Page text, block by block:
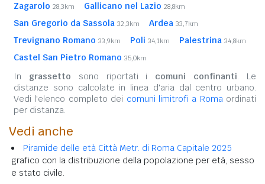
Zagarolo 28,3km Gallicano nel Lazio 28,8km
San Gregorio da Sassola 32,3km Ardea 33,7km
Trevignano Romano 33,9km Poli 34,1km Palestrina 34,8km
Castel San Pietro Romano 35,0km
In grassetto sono riportati i comuni confinanti. Le
distanze sono calcolate in linea d'aria dal centro urbano.
Vedi l'elenco completo dei comuni limitrofi a Romaordinati
per distanza.
Vedi anche
Piramide delle età Città Metr. di Roma Capitale 2025
grafico con la distribuzione della popolazione per età, sesso
e stato civile.